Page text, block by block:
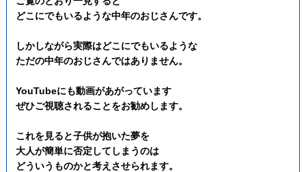
どこにでもいるような中年のおじさんです。
しかしながら実際はどこにでもいるような
ただの中年のおじさんではありません。
YouTubeにも動画があがっています
ぜひご視聴されることをお勧めします。
これを見ると子供が抱いた夢を
大人が簡単に否定してしまうのは
どういうものかと考えさせられます。